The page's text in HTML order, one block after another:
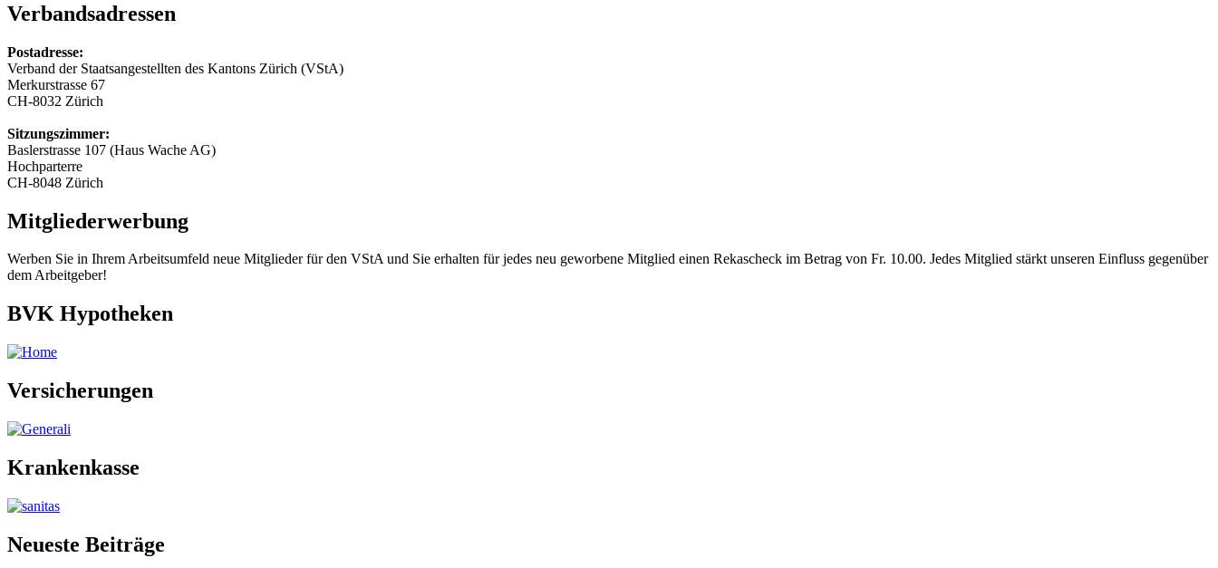
Verbandsadressen
Postadresse:
Verband der Staatsangestellten des Kantons Zürich (VStA)
Merkurstrasse 67
CH-8032 Zürich
Sitzungszimmer:
Baslerstrasse 107 (Haus Wache AG)
Hochparterre
CH-8048 Zürich
Mitgliederwerbung
Werben Sie in Ihrem Arbeitsumfeld neue Mitglieder für den VStA und Sie erhalten für jedes neu geworbene Mitglied einen Rekascheck im Betrag von Fr. 10.00. Jedes Mitglied stärkt unseren Einfluss gegenüber
dem Arbeitgeber!
BVK Hypotheken
Versicherungen
Krankenkasse
Neueste Beiträge